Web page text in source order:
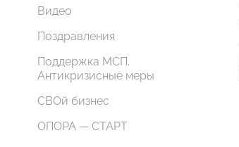
Видео
Поздравления
Поддержка МСП.
Антикризисные меры
СВОй бизнес
ОПОРА — СТАРТ